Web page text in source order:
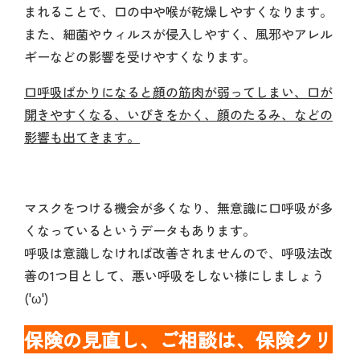
まれることで、口の中や喉が乾燥しやすくなります。
また、細菌やウィルスが侵入しやすく、風邪やアレル
ギーなどの影響を受けやすくなります。
口呼吸ばかりになると顔の筋肉が弱ってしまい、口が
開きやすくなる、いびきをかく、顔のたるみ、などの
影響も出てきます。
マスクをつける機会が多くなり、無意識に口呼吸が多
くなっているというデータもあります。
呼吸は意識しなければ改善されませんので、呼吸法改
善の1つ目として、悪い呼吸をしない様にしましょう
('ω')
保険の見直し、ご相談は、保険クリ